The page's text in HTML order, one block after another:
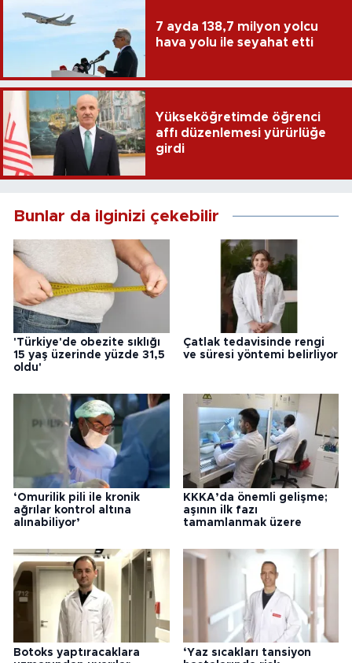
7 ayda 138,7 milyon yolcu
hava yolu ile seyahat etti
Yükseköğretimde öğrenci
affı düzenlemesi yürürlüğe
girdi
Bunlar da ilginizi çekebilir
'Türkiye'de obezite sıklığı
15 yaş üzerinde yüzde 31,5
oldu'
Çatlak tedavisinde rengi
ve süresi yöntemi belirliyor
‘Omurilik pili ile kronik
ağrılar kontrol altına
alınabiliyor’
KKKA’da önemli gelişme;
aşının ilk fazı
tamamlanmak üzere
Botoks yaptıracaklara
‘Yaz sıcakları tansiyon